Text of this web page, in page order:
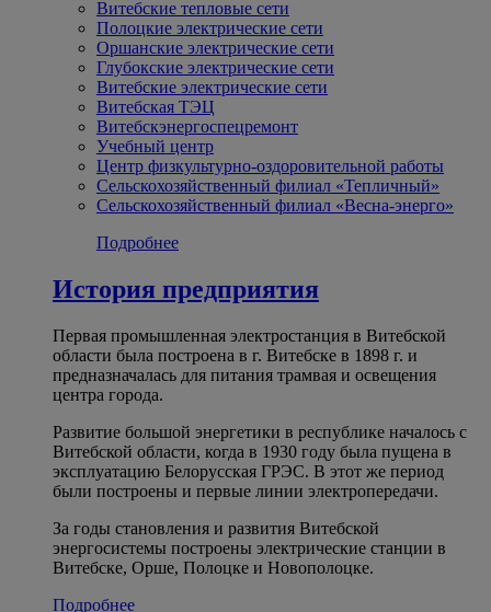
Витебские тепловые сети
Полоцкие электрические сети
Оршанские электрические сети
Глубокские электрические сети
Витебские электрические сети
Витебская ТЭЦ
Витебскэнергоспецремонт
Учебный центр
Центр физкультурно-оздоровительной работы
Сельскохозяйственный филиал «Тепличный»
Сельскохозяйственный филиал «Весна-энерго»
Подробнее
История предприятия
Первая промышленная электростанция в Витебской
области была построена в г. Витебске в 1898 г. и
предназначалась для питания трамвая и освещения
центра города.
Развитие большой энергетики в республике началось с
Витебской области, когда в 1930 году была пущена в
эксплуатацию Белорусская ГРЭС. В этот же период
были построены и первые линии электропередачи.
За годы становления и развития Витебской
энергосистемы построены электрические станции в
Витебске, Орше, Полоцке и Новополоцке.
Подробнее